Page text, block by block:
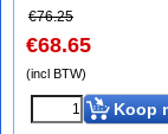
€76.25
€68.65
(incl BTW)
Koop